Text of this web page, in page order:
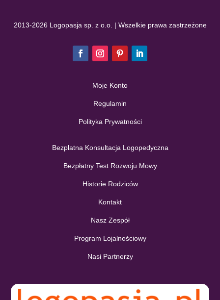
2013-2026 Logopasja sp. z o.o. | Wszelkie prawa zastrzeżone
Moje Konto
Regulamin
Polityka Prywatności
Bezpłatna Konsultacja Logopedyczna
Bezpłatny Test Rozwoju Mowy
Historie Rodziców
Kontakt
Nasz Zespół
Program Lojalnościowy
Nasi Partnerzy